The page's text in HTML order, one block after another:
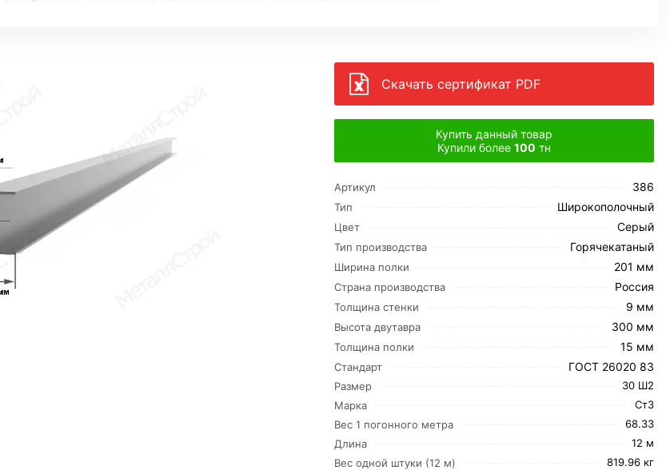
Скачать сертификат PDF
Купить данный товар
Купили более 100 тн
Артикул 386
Тип Широкополочный
Цвет Серый
Тип производства Горячекатаный
Ширина полки 201 мм
Страна производства Россия
Толщина стенки 9 мм
Высота двутавра 300 мм
Толщина полки 15 мм
Стандарт ГОСТ 26020 83
Размер
30 Ш2
Марка
Ст3
Вес 1 погонного метра
68.33
Длина
12 м
Вес одной штуки (12 м)
819.96 кг